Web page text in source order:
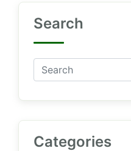
Search
Categories